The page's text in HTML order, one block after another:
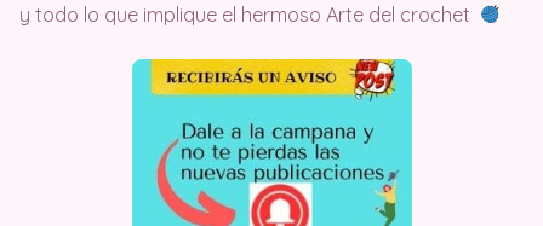
y todo lo que implique el hermoso Arte del crochet